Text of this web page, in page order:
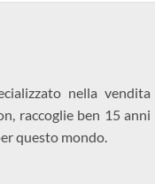
nella vendita
raccoglie ben 15 anni
questo mondo.